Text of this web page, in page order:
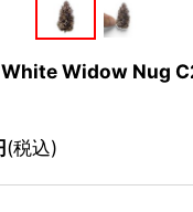
White Widow Nug
(税込)